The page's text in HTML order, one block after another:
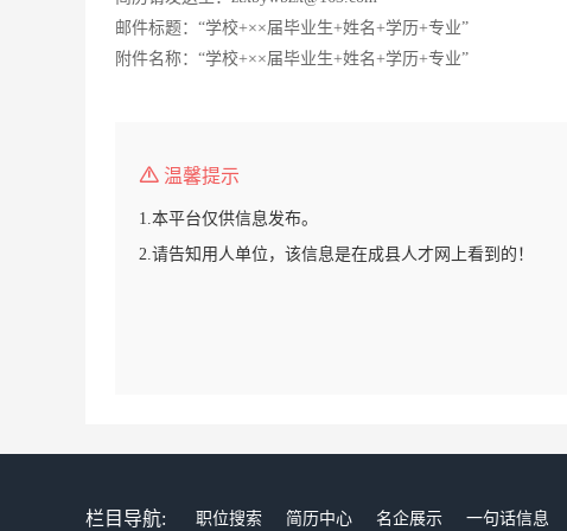
邮件标题：“学校+××届毕业生+姓名+学历+专业”
附件名称：“学校+××届毕业生+姓名+学历+专业”
温馨提示
1.本平台仅供信息发布。
2.请告知用人单位，该信息是在成县人才网上看到的！
栏目导航: 职位搜索 简历中心 名企展示 一句话信息